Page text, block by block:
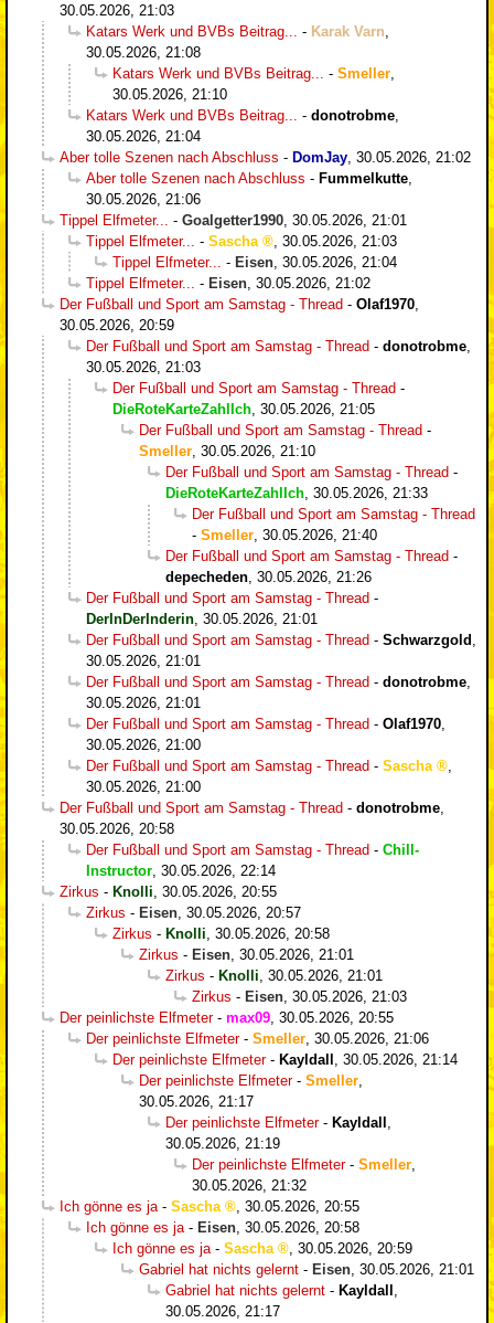
30.05.2026, 21:03
Katars Werk und BVBs Beitrag...
- Karak Varn
30.05.2026, 21:08
Katars Werk und BVBs Beitrag...
- Smeller
30.05.2026, 21:10
Katars Werk und BVBs Beitrag...
- donotrobme
30.05.2026, 21:04
Aber tolle Szenen nach Abschluss - DomJay 30.05.2026, 21:02
Aber tolle Szenen nach Abschluss - Fummelkutte
30.05.2026, 21:06
Tippel Elfmeter...
- Goalgetter1990 30.05.2026, 21:01
Tippel Elfmeter...
- Sascha
30.05.2026, 21:03
Tippel Elfmeter...
- Eisen 30.05.2026, 21:04
Tippel Elfmeter...
- Eisen 30.05.2026, 21:02
Der Fußball und Sport am Samstag - Thread - Olaf1970
30.05.2026, 20:59
Der Fußball und Sport am Samstag - Thread - donotrobme
30.05.2026, 21:03
Der Fußball und Sport am Samstag - Thread -
DieRoteKarteZahlIch 30.05.2026, 21:05
Der Fußball und Sport am Samstag - Thread -
Smeller 30.05.2026, 21:10
Der Fußball und Sport am Samstag - Thread -
DieRoteKarteZahlIch 30.05.2026, 21:33
Der Fußball und Sport am Samstag - Thread
- Smeller 30.05.2026, 21:40
Der Fußball und Sport am Samstag - Thread -
depecheden 30.05.2026, 21:26
Der Fußball und Sport am Samstag - Thread -
DerInDerInderin 30.05.2026, 21:01
Der Fußball und Sport am Samstag - Thread - Schwarzgold
30.05.2026, 21:01
Der Fußball und Sport am Samstag - Thread - donotrobme
30.05.2026, 21:01
Der Fußball und Sport am Samstag - Thread - Olaf1970
30.05.2026, 21:00
Der Fußball und Sport am Samstag - Thread - Sascha
30.05.2026, 21:00
Der Fußball und Sport am Samstag - Thread - donotrobme
30.05.2026, 20:58
Der Fußball und Sport am Samstag - Thread - Chill-
Instructor 30.05.2026, 22:14
Zirkus - Knolli 30.05.2026, 20:55
Zirkus - Eisen 30.05.2026, 20:57
Zirkus - Knolli 30.05.2026, 20:58
Zirkus - Eisen 30.05.2026, 21:01
Zirkus - Knolli 30.05.2026, 21:01
Zirkus - Eisen 30.05.2026, 21:03
Der peinlichste Elfmeter- max09 30.05.2026, 20:55
Der peinlichste Elfmeter- Smeller 30.05.2026, 21:06
Der peinlichste Elfmeter- Kayldall
30.05.2026, 21:14
Der peinlichste Elfmeter- Smeller
30.05.2026, 21:17
Der peinlichste Elfmeter- Kayldall
30.05.2026, 21:19
Der peinlichste Elfmeter- Smeller
30.05.2026, 21:32
Ich gönne es ja - Sascha
30.05.2026, 20:55
Ich gönne es ja - Eisen 30.05.2026, 20:58
Ich gönne es ja - Sascha
30.05.2026, 20:59
Gabriel hat nichts gelernt - Eisen 30.05.2026, 21:01
Gabriel hat nichts gelernt - Kayldall
30.05.2026, 21:17